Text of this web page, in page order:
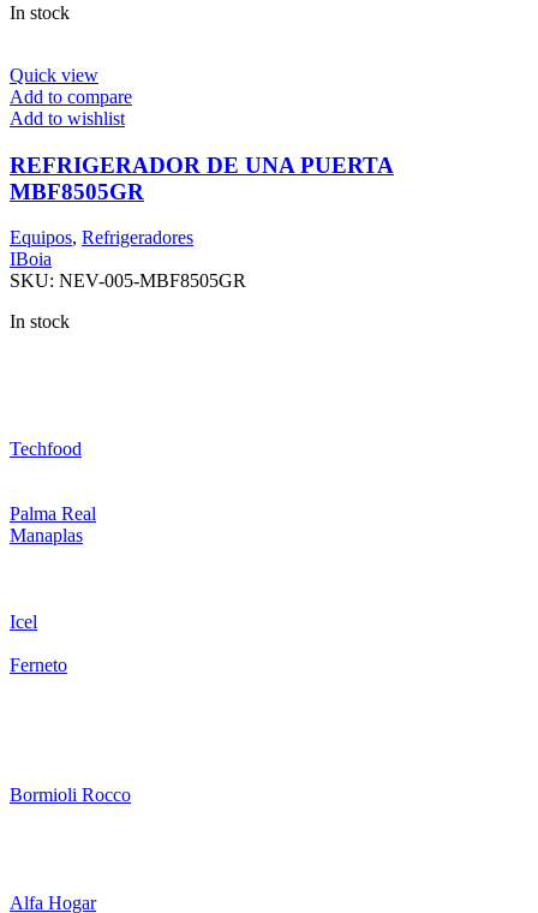
In stock
Quick view
Add to compare
Add to wishlist
REFRIGERADOR DE UNA PUERTA
MBF8505GR
Equipos, Refrigeradores
IBoia
SKU: NEV-005-MBF8505GR
In stock
Techfood
Palma Real
Manaplas
Icel
Ferneto
Bormioli Rocco
Alfa Hogar